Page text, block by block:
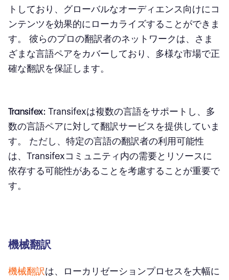
トしており、グローバルなオーディエンス向けにコ
ンテンツを効果的にローカライズすることができま
す。 彼らのプロの翻訳者のネットワークは、さま
ざまな言語ペアをカバーしており、多様な市場で正
確な翻訳を保証します。
Transifex: Transifexは複数の言語をサポートし、多
数の言語ペアに対して翻訳サービスを提供していま
す。 ただし、特定の言語の翻訳者の利用可能性
は、Transifexコミュニティ内の需要とリソースに
依存する可能性があることを考慮することが重要で
す。
機械翻訳
機械翻訳は、ローカリゼーションプロセスを大幅に